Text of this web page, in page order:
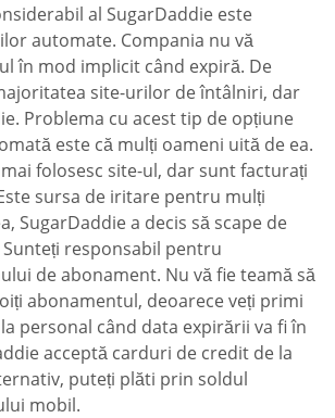
al SugarDaddie este
automate. Compania nu vă
în mod implicit când expiră. De
site-urilor de întâlniri, dar
Problema cu acest tip de opțiune
este că mulți oameni uită de ea.
folosesc site-ul, dar sunt facturați
sursa de iritare pentru mulți
SugarDaddie a decis să scape de
responsabil pentru
de abonament. Nu vă fie teamă să
abonamentul, deoarece veți primi
personal când data expirării va fi în
acceptă carduri de credit de la
puteți plăti prin soldul
mobil.